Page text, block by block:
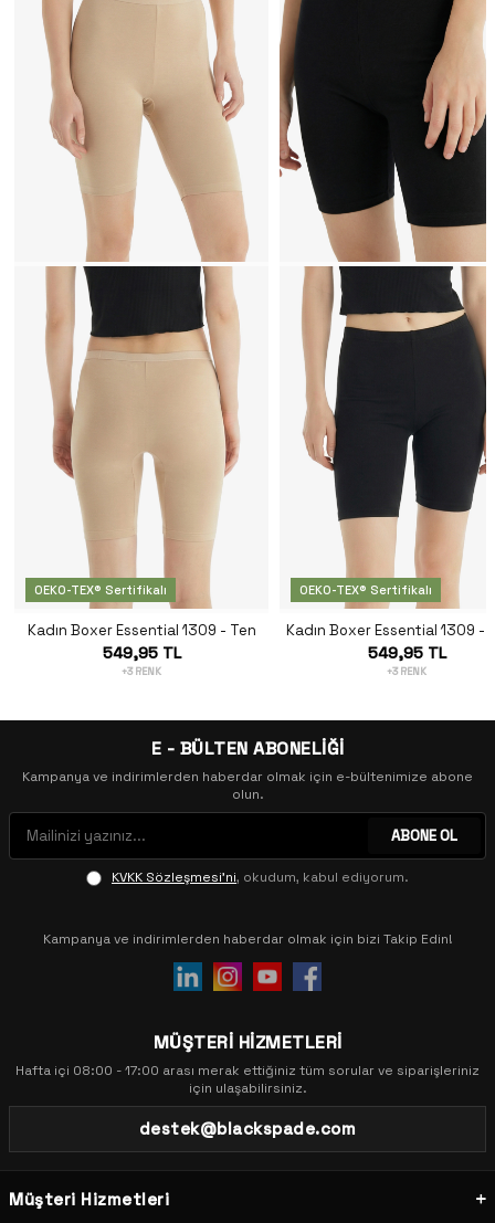
OEKO-TEX® Sertifikalı
Kadın Boxer Essential 1309 - Ten
549,95 TL
+3 RENK
OEKO-TEX® Sertifikalı
Kadın Boxer Essential 1309 -
549,95 TL
+3 RENK
E - BÜLTEN ABONELİĞİ
Kampanya ve indirimlerden haberdar olmak için e-bültenimize abone
olun.
ABONE OL
KVKK Sözleşmesi'ni, okudum, kabul ediyorum.
Kampanya ve indirimlerden haberdar olmak için bizi Takip Edin!
MÜŞTERİ HİZMETLERİ
Hafta içi 08:00 - 17:00 arası merak ettiğiniz tüm sorular ve siparişleriniz
için ulaşabilirsiniz.
destek@blackspade.com
Müşteri Hizmetleri